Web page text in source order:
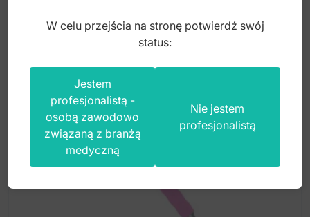
W celu przejścia na stronę potwierdź swój
status:
Jestem
profesjonalistą -
osobą zawodowo
związaną z branżą
medyczną
Nie jestem
profesjonalistą